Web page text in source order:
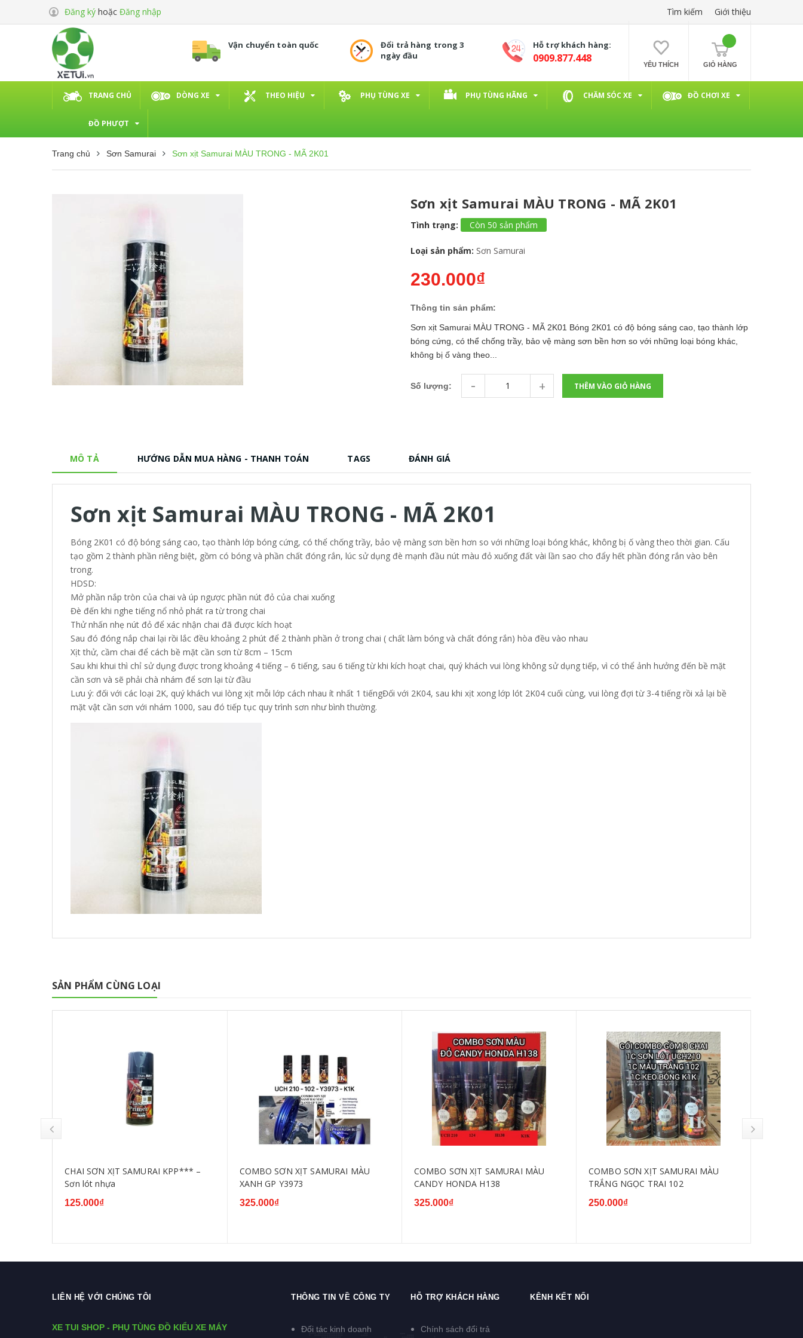
Đăng ký hoặc Đăng nhập Tìm kiếm Giới thiệu
Vận chuyển toàn quốc
Đổi trả hàng trong 3
ngày đầu
Hỗ trợ khách hàng:
0909.877.448 YÊU THÍCH GIỎ HÀNG
TRANG CHỦ DÒNG XE THEO HIỆU PHỤ TÙNG XE PHỤ TÙNG HÃNG CHĂM SÓC XE ĐỒ CHƠI XE
ĐỒ PHƯỢT
Trang chủ Sơn Samurai Sơn xịt Samurai MÀU TRONG - MÃ 2K01
Sơn xịt Samurai MÀU TRONG - MÃ 2K01
Tình trạng: Còn 50 sản phẩm
Loại sản phẩm: Sơn Samurai
230.000₫
Thông tin sản phẩm:
Sơn xịt Samurai MÀU TRONG - MÃ 2K01 Bóng 2K01 có độ bóng sáng cao, tạo thành lớp
bóng cứng, có thể chống trầy, bảo vệ màng sơn bền hơn so với những loại bóng khác,
không bị ố vàng theo...
Số lượng: - + THÊM VÀO GIỎ HÀNG
MÔ TẢ HƯỚNG DẪN MUA HÀNG - THANH TOÁN TAGS ĐÁNH GIÁ
Sơn xịt Samurai MÀU TRONG - MÃ 2K01
Bóng 2K01 có độ bóng sáng cao, tạo thành lớp bóng cứng, có thể chống trầy, bảo vệ màng sơn bền hơn so với những loại bóng khác, không bị ố vàng theo thời gian. Cấu
tạo gồm 2 thành phần riêng biệt, gồm có bóng và phần chất đóng rắn, lúc sử dụng đè mạnh đầu nút màu đỏ xuống đất vài lần sao cho đẩy hết phần đóng rắn vào bên
trong.
HDSD:
Mở phần nắp tròn của chai và úp ngược phần nút đỏ của chai xuống
Đè đến khi nghe tiếng nổ nhỏ phát ra từ trong chai
Thử nhấn nhẹ nút đỏ để xác nhận chai đã được kích hoạt
Sau đó đóng nắp chai lại rồi lắc đều khoảng 2 phút để 2 thành phần ở trong chai ( chất làm bóng và chất đóng rắn) hòa đều vào nhau
Xịt thử, cầm chai để cách bề mặt cần sơn từ 8cm – 15cm
Sau khi khui thì chỉ sử dụng được trong khoảng 4 tiếng – 6 tiếng, sau 6 tiếng từ khi kích hoạt chai, quý khách vui lòng không sử dụng tiếp, vì có thể ảnh hưởng đến bề mặt
cần sơn và sẽ phải chà nhám để sơn lại từ đầu
Lưu ý: đối với các loại 2K, quý khách vui lòng xịt mỗi lớp cách nhau ít nhất 1 tiếngĐối với 2K04, sau khi xịt xong lớp lót 2K04 cuối cùng, vui lòng đợi từ 3-4 tiếng rồi xả lại bề
mặt vật cần sơn với nhám 1000, sau đó tiếp tục quy trình sơn như bình thường.
SẢN PHẨM CÙNG LOẠI
CHAI SƠN XỊT SAMURAI KPP*** –
Sơn lót nhựa
125.000₫
COMBO SƠN XỊT SAMURAI MÀU
XANH GP Y3973
325.000₫
COMBO SƠN XỊT SAMURAI MÀU
CANDY HONDA H138
325.000₫
COMBO SƠN XỊT SAMURAI MÀU
TRẮNG NGỌC TRAI 102
250.000₫
LIÊN HỆ VỚI CHÚNG TÔI
XE TUI SHOP - PHỤ TÙNG ĐỒ KIỂU XE MÁY
THÔNG TIN VỀ CÔNG TY
Đối tác kinh doanh
HỖ TRỢ KHÁCH HÀNG
Chính sách đổi trả
KÊNH KẾT NỐI